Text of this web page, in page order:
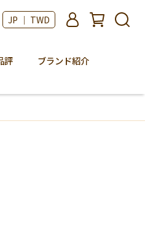
JP ｜ TWD
評
ブランド紹介